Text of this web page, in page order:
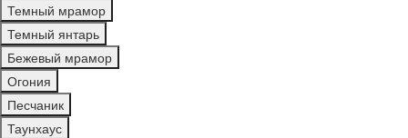
Темный мрамор
Темный янтарь
Бежевый мрамор
Огония
Песчаник
Таунхаус